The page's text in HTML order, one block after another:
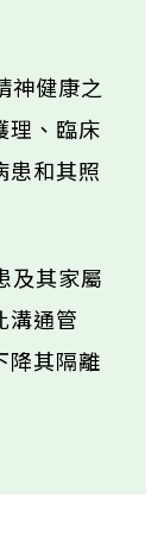
神健康之
理、臨床
患和其照
及其家屬
溝通管
降其隔離